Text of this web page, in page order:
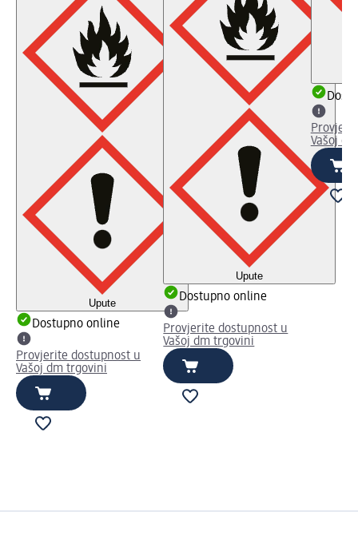
Upute
Dostupno online
Provjerite dostupnost u
Vašoj dm trgovini
Upute
Dostupno online
Provjerite dostupnost u
Vašoj dm trgovini
Vašoj